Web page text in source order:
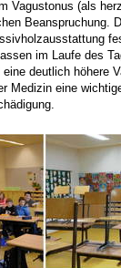
Vagustonus (als
Beanspruchung.
im Laufe des
eine deutlich höhere
Medizin eine